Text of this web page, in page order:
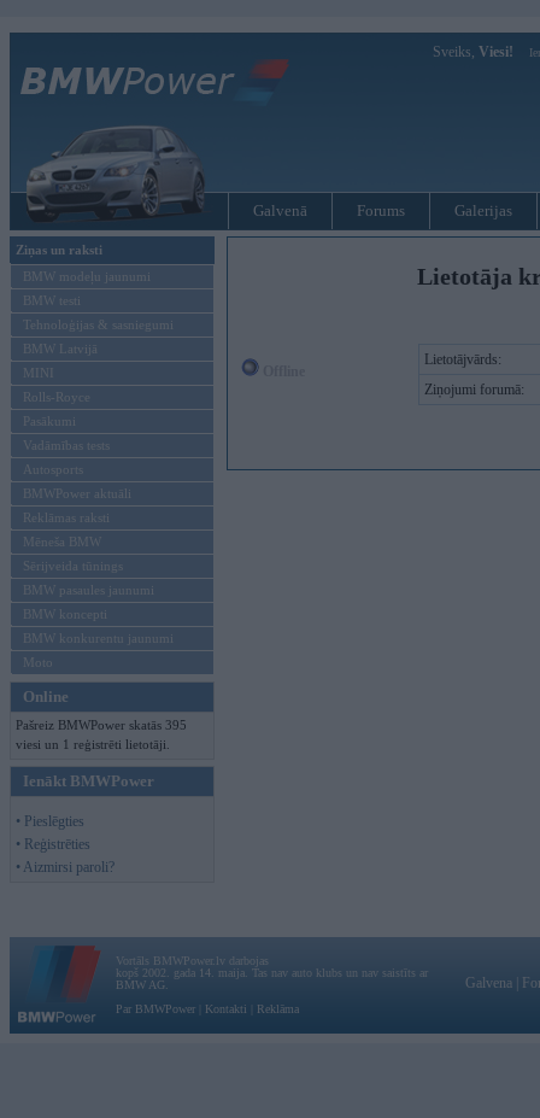
Sveiks, Viesi!
Galvenā Forums Galerijas
Ziņas un raksti
BMW modeļu jaunumi
BMW testi
Tehnoloģijas & sasniegumi
BMW Latvijā
MINI
Rolls-Royce
Pasākumi
Vadāmības tests
Autosports
BMWPower aktuāli
Reklāmas raksti
Mēneša BMW
Sērijveida tūnings
BMW pasaules jaunumi
BMW koncepti
BMW konkurentu jaunumi
Moto
Online
Pašreiz BMWPower skatās 395
viesi un 1 reģistrēti lietotāji.
Ienākt BMWPower
• Pieslēgties
• Reģistrēties
• Aizmirsi paroli?
Lietotāja
Lietotājvārds:
Ziņojumi forumā:
Vortāls BMWPower.lv darbojas
kopš 2002. gada 14. maija. Tas nav auto klubs un nav saistīts ar
BMW AG.
Par BMWPower
Kontakti Reklāma
Galvena